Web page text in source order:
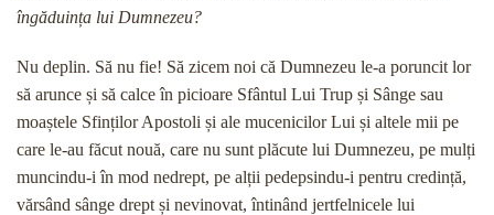
îngăduința lui Dumnezeu?
Nu deplin. Să nu fie! Să zicem noi că Dumnezeu le-a poruncit lor
să arunce și să calce în picioare Sfântul Lui Trup și Sânge sau
moaștele Sfinților Apostoli și ale mucenicilor Lui și altele mii pe
care le-au făcut nouă, care nu sunt plăcute lui Dumnezeu, pe mulți
muncindu-i în mod nedrept, pe alții pedepsindu-i pentru credință,
vărsând sânge drept și nevinovat, întinând jertfelnicele lui